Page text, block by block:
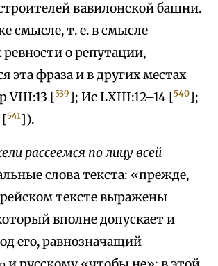
вавилонской башни.
смысле, т. е. в смысле
ревности о репутации,
эта фраза и в других местах
VIII:13 [539 ]; Ис LXIII:12–14 [540];
541]).
рассеемся по лицу всей
слова текста: «прежде,
тексте выражены
вполне допускает и
его, равнозначащий